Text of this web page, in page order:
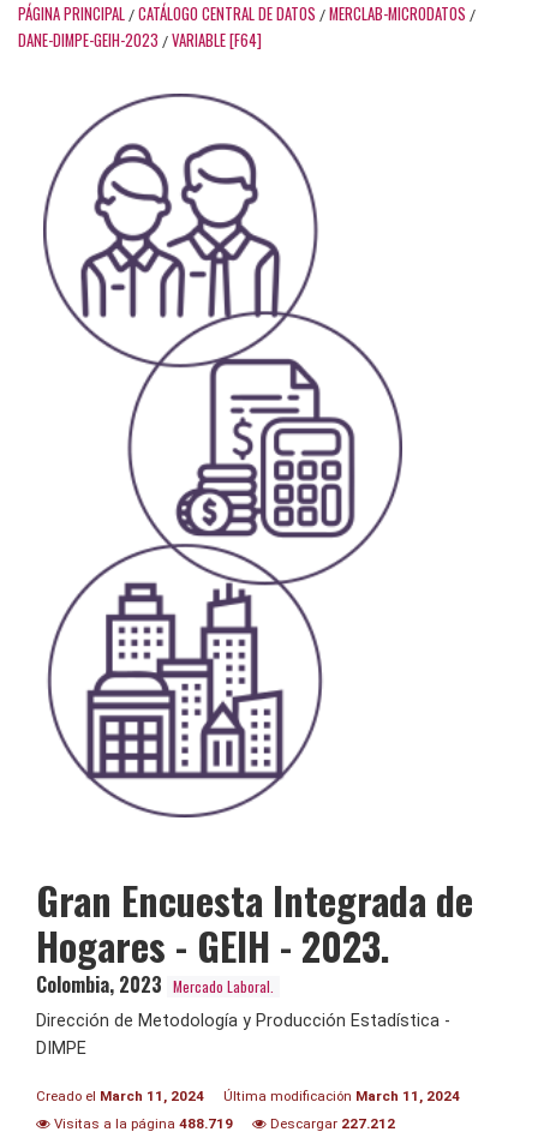
PÁGINA PRINCIPAL / CATÁLOGO CENTRAL DE DATOS / MERCLAB-MICRODATOS /
DANE-DIMPE-GEIH-2023 / VARIABLE [F64]
Gran Encuesta Integrada de
Hogares - GEIH - 2023.
Colombia, 2023 Mercado Laboral.
Dirección de Metodología y Producción Estadística -
DIMPE
Creado el March 11, 2024 Última modificación March 11, 2024
Visitas a la página 488.719 Descargar 227.212